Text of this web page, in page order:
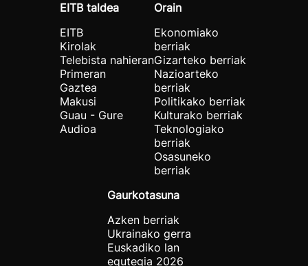
EITB taldea
EITB
Kirolak
Telebista nahieran
Primeran
Gaztea
Makusi
Guau - Gure
Audioa
Orain
Ekonomiako
berriak
Gizarteko berriak
Nazioarteko
berriak
Politikako berriak
Kulturako berriak
Teknologiako
berriak
Osasuneko
berriak
Gaurkotasuna
Azken berriak
Ukrainako gerra
Euskadiko lan
egutegia 2026